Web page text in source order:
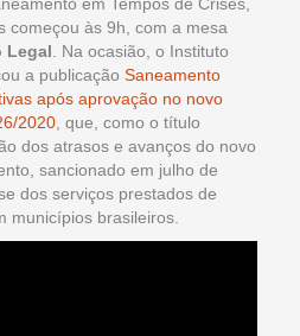
começou às 9h, com a mesa
Legal . Na ocasião, o Instituto
a publicação Saneamento
após aprovação no novo
2020 , que, como o título
dos atrasos e avanços do novo
sancionado em julho de
dos serviços prestados de
municípios brasileiros.